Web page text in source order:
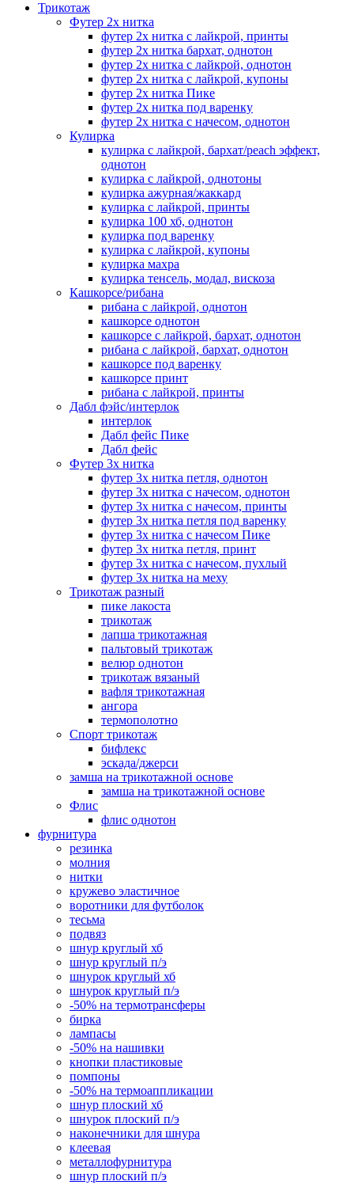
Трикотаж
Футер 2х нитка
футер 2х нитка с лайкрой, принты
футер 2х нитка бархат, однотон
футер 2х нитка с лайкрой, однотон
футер 2х нитка с лайкрой, купоны
футер 2х нитка Пике
футер 2х нитка под варенку
футер 2х нитка с начесом, однотон
Кулирка
кулирка с лайкрой, бархат/peach эффект,
однотон
кулирка с лайкрой, однотоны
кулирка ажурная/жаккард
кулирка с лайкрой, принты
кулирка 100 хб, однотон
кулирка под варенку
кулирка с лайкрой, купоны
кулирка махра
кулирка тенсель, модал, вискоза
Кашкорсе/рибана
рибана с лайкрой, однотон
кашкорсе однотон
кашкорсе с лайкрой, бархат, однотон
рибана с лайкрой, бархат, однотон
кашкорсе под варенку
кашкорсе принт
рибана с лайкрой, принты
Дабл фэйс/интерлок
интерлок
Дабл фейс Пике
Дабл фейс
Футер 3х нитка
футер 3х нитка петля, однотон
футер 3х нитка с начесом, однотон
футер 3х нитка с начесом, принты
футер 3х нитка петля под варенку
футер 3х нитка с начесом Пике
футер 3х нитка петля, принт
футер 3х нитка с начесом, пухлый
футер 3х нитка на меху
Трикотаж разный
пике лакоста
трикотаж
лапша трикотажная
пальтовый трикотаж
велюр однотон
трикотаж вязаный
вафля трикотажная
ангора
термополотно
Спорт трикотаж
бифлекс
эскада/джерси
замша на трикотажной основе
замша на трикотажной основе
Флис
флис однотон
фурнитура
резинка
молния
нитки
кружево эластичное
воротники для футболок
тесьма
подвяз
шнур круглый хб
шнур круглый п/э
шнурок круглый хб
шнурок круглый п/э
-50% на термотрансферы
бирка
лампасы
-50% на нашивки
кнопки пластиковые
помпоны
-50% на термоаппликации
шнур плоский хб
шнурок плоский п/э
наконечники для шнура
клеевая
металлофурнитура
шнур плоский п/э